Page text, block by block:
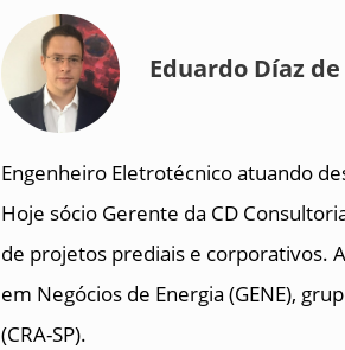
Eduardo Díaz
Engenheiro Eletrotécnico atuando
Hoje sócio Gerente da CD
de projetos prediais e corporativos.
em Negócios de Energia (GENE),
(CRA-SP).